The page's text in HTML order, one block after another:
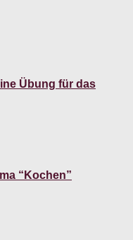
Übung für das
“Kochen”